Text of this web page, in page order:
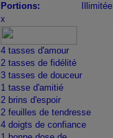
Portions:
Illimitée
x
4 tasses d'amour
2 tasses de fidélité
3 tasses de douceur
1 tasse d'amitié
2 brins d'espoir
2 feuilles de tendresse
4 doigts de confiance